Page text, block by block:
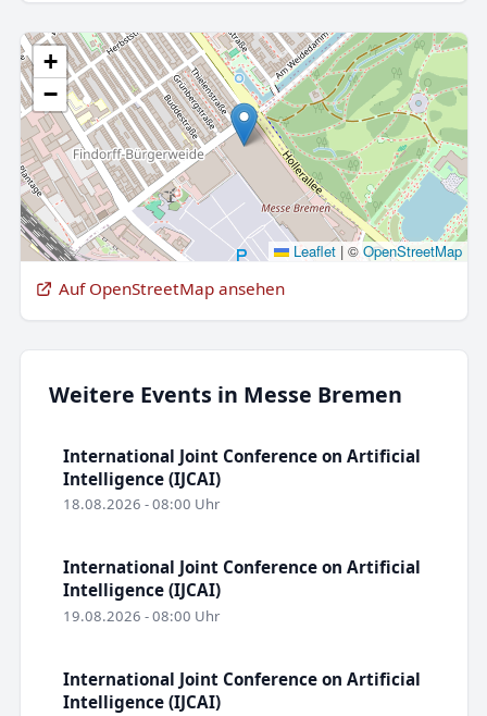
+
−
Leaflet |©OpenStreetMap
Auf OpenStreetMap ansehen
Weitere Events in Messe Bremen
International Joint Conference on Artificial
Intelligence (IJCAI)
18.08.2026 - 08:00 Uhr
International Joint Conference on Artificial
Intelligence (IJCAI)
19.08.2026 - 08:00 Uhr
International Joint Conference on Artificial
Intelligence (IJCAI)